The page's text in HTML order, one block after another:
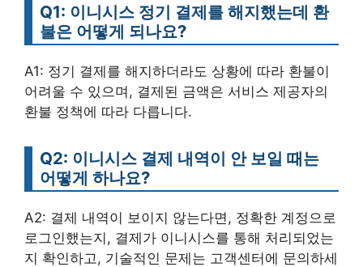
Q1: 이니시스 정기 결제를 해지했는데 환
불은 어떻게 되나요?
A1: 정기 결제를 해지하더라도 상황에 따라 환불이
어려울 수 있으며, 결제된 금액은 서비스 제공자의
환불 정책에 따라 다릅니다.
Q2: 이니시스 결제 내역이 안 보일 때는
어떻게 하나요?
A2: 결제 내역이 보이지 않는다면, 정확한 계정으로
로그인했는지, 결제가 이니시스를 통해 처리되었는
지 확인하고, 기술적인 문제는 고객센터에 문의하세